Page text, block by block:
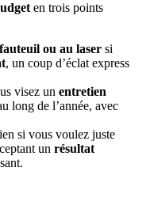
en trois points
ou au laser si
, un coup d’éclat express
visez un entretien
long de l’année, avec
si vous voulez juste
un résultat